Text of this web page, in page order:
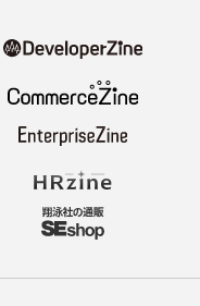
記事
BOOKS